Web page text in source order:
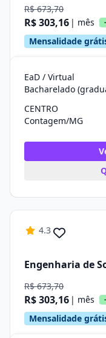
R$ 673,70
R$ 303,16 | mês
Mensalidade
EaD / Virtual
Bacharelado
CENTRO
Contagem/MG
4.3
Engenharia de
R$ 673,70
R$ 303,16 | mês
Mensalidade